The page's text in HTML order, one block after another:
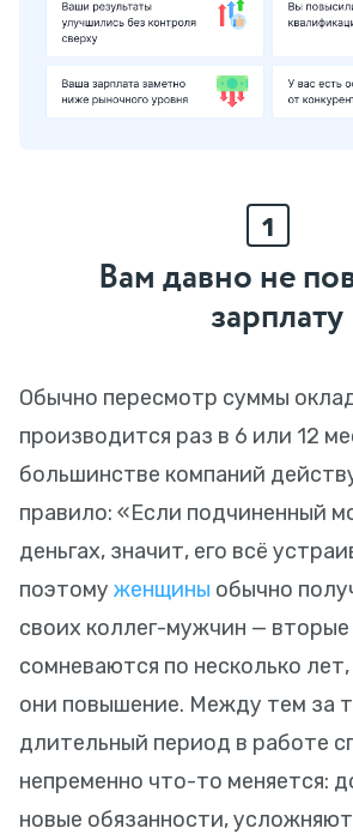
1
Вам давно не
зарплату
Обычно пересмотр суммы
производится раз в 6 или 12
большинстве компаний
правило: «Если подчиненный
деньгах, значит, его всё
поэтому женщины обычно
своих коллег-мужчин — вторые
сомневаются по несколько
они повышение. Между тем за
длительный период в работе
непременно что-то меняется:
новые обязанности,